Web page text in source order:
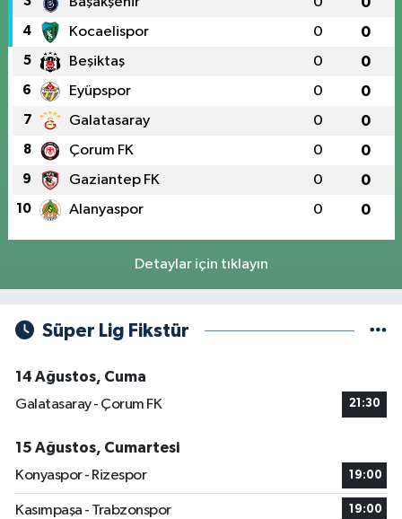
4 Kocaelispor 0 0
5 Beşiktaş 0 0
6 Eyüpspor 0 0
7 Galatasaray 0 0
8 Çorum FK 0 0
9 Gaziantep FK 0 0
10 Alanyaspor 0 0
Detaylar için tıklayın
Süper Lig Fikstür
14 Ağustos, Cuma
Galatasaray - Çorum FK
21:30
15 Ağustos, Cumartesi
Konyaspor - Rizespor
19:00
Kasımpaşa - Trabzonspor 19:00